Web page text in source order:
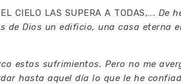
CIELO LAS SUPERA A TODAS,…. De
de Dios un edificio, una casa eterna
estos sufrimientos. Pero no me
hasta aquel día lo que le he